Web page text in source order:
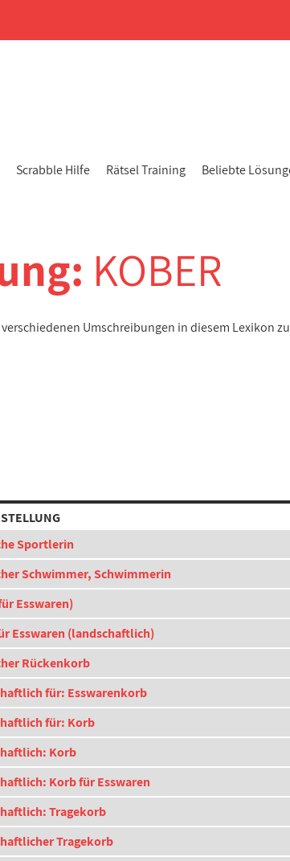
Scrabble Hilfe Rätsel Training Beliebte
KOBER
Umschreibungen in diesem Lexikon
Sportlerin
Schwimmer, Schwimmerin
Esswaren)
Esswaren (landschaftlich)
Rückenkorb
für: Esswarenkorb
für: Korb
Korb
Korb für Esswaren
Tragekorb
Tragekorb